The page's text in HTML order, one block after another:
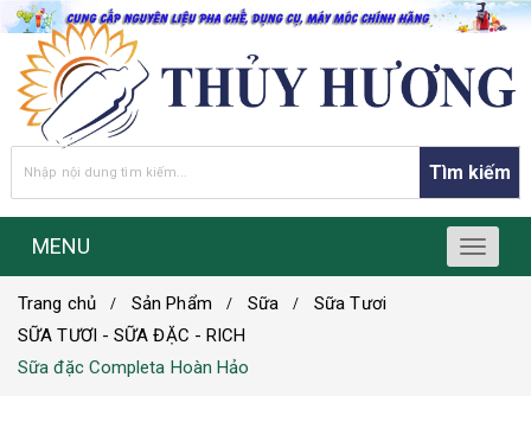
Tìm kiếm
MENU
T
o
Trang chủ Sản Phẩm Sữa
Sữa Tươi
SỮA TƯƠI - SỮA ĐẶC - RICH
Sữa đặc Completa Hoàn Hảo